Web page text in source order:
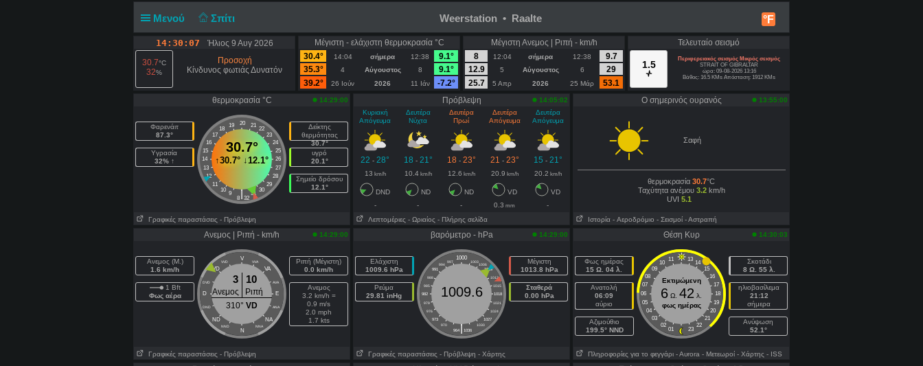
Μενού Σπίτι °F
Weerstation • Raalte
14:30:07
Ήλιος 9 Αυγ 2026
30.7°C
32%
Προσοχή
Κίνδυνος φωτιάς Δυνατόν
Μέγιστη - ελάχιστη θερμοκρασία °C
30.4°
14:04 σήμερα 12:38
9.1°
35.3°
4 Αύγουστος 8
9.1°
39.2°
26 Ιούν 2026 11 Ιάν -7.2°
Μέγιστη Ανεμος | Ριπή - km/h
8
12:04 σήμερα 12:38
9.7
12.9
5 Αύγουστος 6
29
25.7
5 Απρ 2026 25 Μάρ 53.1
Τελευταίο σεισμό
1.5
Περιφερειακός σεισμός Μικρός σεισμός
STRAIT OF GIBRALTAR
ώρα: 09-08-2026 13:16
Βάθος: 16.5 KMs Απόσταση: 1912 KMs
θερμοκρασία °C 14:29:00
Φαρενάιτ
87.3°
Υγρασία
32% ↑
20
19 21
18
22
17
23
16
24
15
25
14
26
13
27
12
28
11
29
10
30
9 31
|
8 32
30.7°
↑30.7° ↓12.1°
Δείκτης
θερμότητας
30.7°
υγρό
20.1°
Σημείο δρόσου
12.1°
Γραφικές παραστάσεις - Πρόβλεψη
Πρόβλεψη
14:05:02
Κυριακή
Απόγευμα
Δευτέρα
Νύχτα
Δευτέρα
Πρωί
Δευτέρα
Απόγευμα
Δευτέρα
Απόγευμα
22 - 28° 18 - 21° 18- 23° 21 - 23° 15 - 21°
13 km/h 10.4km/h 12.6 km/h 20.9 km/h 20.2 km/h
DND ND ND VD
VD
-
- - 0.3 mm
-
Λεπτομέριες - Ωριαίος - Πλήρης σελίδα
Ο σημερινός ουρανός 13:55:00
Σαφή
θερμοκρασία 30.7°C
Ταχύτητα ανέμου 3.2km/h
UVI 5.1
Ιστορία - Aεροδρόμιο - Σεισμοί - Αστραπή
Ανεμος | Ριπή - km/h 14:29:00
Ανεμος (Μ.)
1.6 km/h
1 Bft
Φως αέρα
V
VVD VVA
VD VA
DVD AVA
D E
DND ANA
ND NA
NND NNA
N
3 10
Ανεμος
Ριπή
310° VD
Ριπή (Μέγιστη)
0.0 km/h
Ανεμος
3.2 km/h =
0.9 m/s
2.0 mph
1.7 kts
Γραφικές παραστάσεις - Πρόβλεψη
βαρόμετρο - hPa 14:29:00
Ελάχιστη
1009.6 hPa
Ρεύμα
29.81 inHg
1000
997 1003
994
1006
991
1009
988
1012
985
1015
982
1018
979
1021
976
1024
973
1027
970
1030
|
964 1036
1009.6
Μέγιστη
1013.8 hPa
Σταθερά
0.00 hPa
Γραφικές παραστάσεις - Πρόβλεψη - Χάρτης
Θέση Κυρ 14:30:03
Φως ημέρας
15 Ω. 04 λ.
Ανατολή
06:09
αύριο
Aζιμούθιο
199.5° NND
11 13
10
14
09
15
08
16
07
17
06
18
05
19
04
20
03
21
02
22
01 23
Εκτιμώμενη
6 Ω. 42 λ.
φως ημέρας
Σκοτάδι
8 Ω. 55 λ.
ηλιοβασίλεμα
21:12
σήμερα
Ανύψωση
52.1°
Πληροφορίες για το φεγγάρι - Αυrora - Μετεωροί - Χάρτης - ISS